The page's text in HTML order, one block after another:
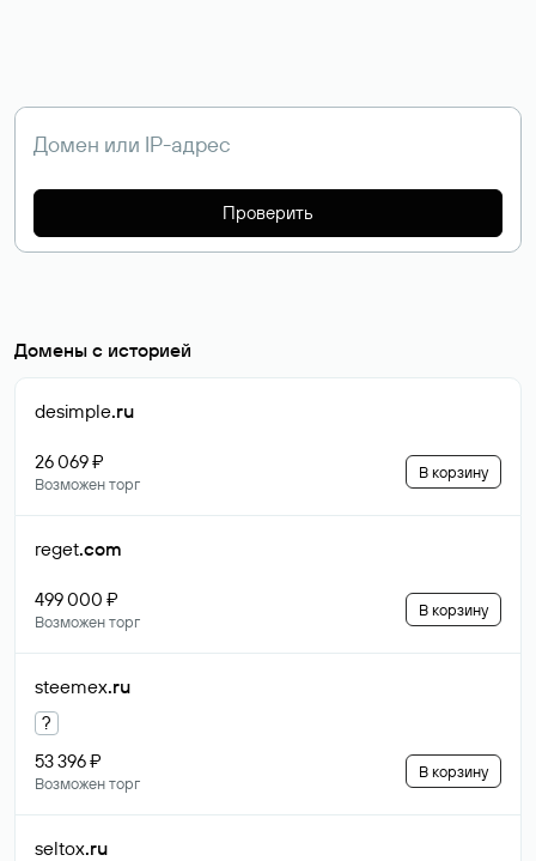
Проверить
Домены с историей
desimple.ru
26 069 ₽
Возможен торг
В корзину
reget.com
499 000 ₽
Возможен торг
В корзину
steemex.ru
?
53 396 ₽
Возможен торг
В корзину
seltox.ru